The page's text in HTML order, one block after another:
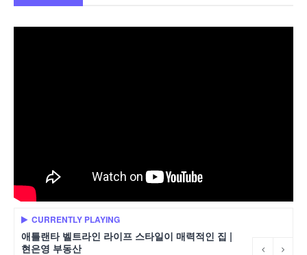
CURRENTLY PLAYING
애틀랜타 벨트라인 라이프 스타일이 매력적인 집 |
현은영 부동산